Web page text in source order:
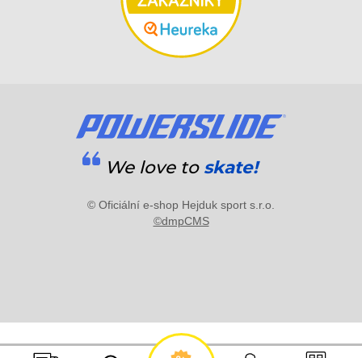
We love to skate!
© Oficiální e-shop Hejduk sport s.r.o.
©dmpCMS